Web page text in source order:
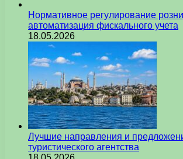
Нормативное регулирование
автоматизация фискального учета
18.05.2026
Лучшие направления и
туристического агентства